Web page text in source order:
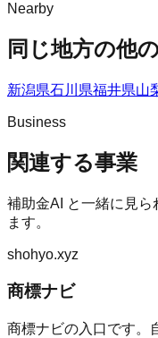
Nearby
同じ地方の他
新潟県石川県福井県山
Business
関連する事業
補助金AI
と一緒に見ら
ます。
shohyo.xyz
商標ナビ
商標ナビの入口です。